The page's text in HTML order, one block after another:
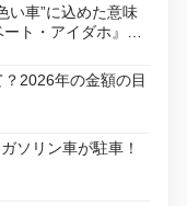
い車”に込めた意味
ト・アイダホ』が
活
2026年の金額の目
ソリン車が駐車！